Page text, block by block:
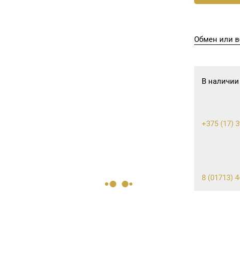
Обмен или
В
+375 (17)
8 (01713)